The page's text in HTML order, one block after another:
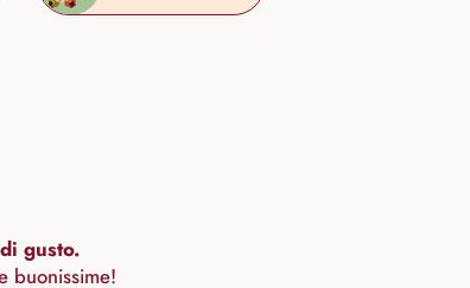
gusto.
buonissime!